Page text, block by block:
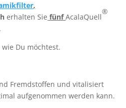
,
erhalten Sie fünfAcalaQuell
®
Du möchtest.
Fremdstoffen und vitalisiert
aufgenommen werden kann.